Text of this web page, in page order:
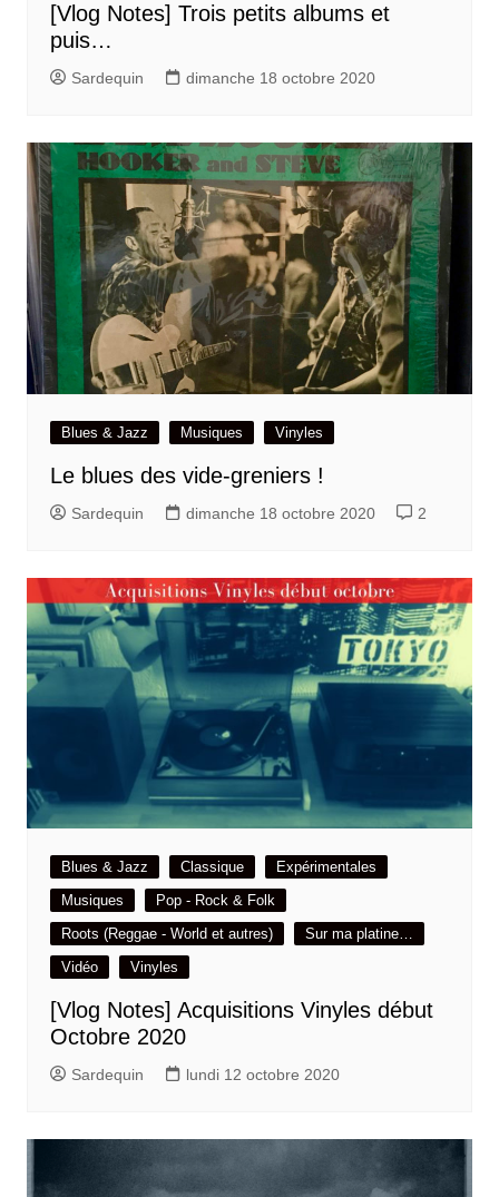
[Vlog Notes] Trois petits albums et
puis…
Sardequin dimanche 18 octobre 2020
Blues & Jazz Musiques Vinyles
Le blues des vide-greniers !
Sardequin dimanche 18 octobre 2020 2
Blues & Jazz Classique
Expérimentales
Musiques
Pop - Rock & Folk
Roots (Reggae - World et autres)
Sur ma platine…
Vidéo
Vinyles
[Vlog Notes] Acquisitions Vinyles début
Octobre 2020
Sardequin lundi 12 octobre 2020